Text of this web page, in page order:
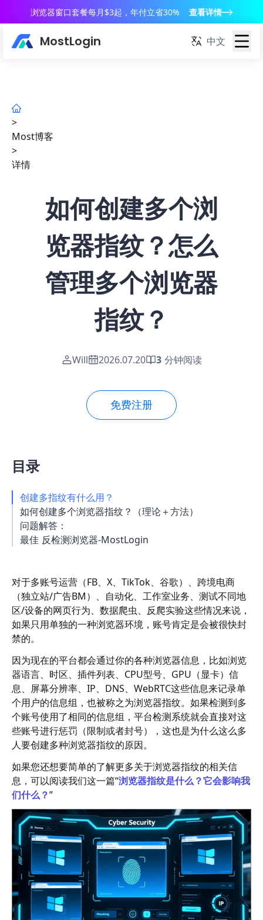
浏览器窗口套餐每月$3起，年付立省30% 查看详情
MostLogin 中文
>
Most博客
>
详情
如何创建多个浏
览器指纹？怎么
管理多个浏览器
指纹？
Will 2026.07.20 3 分钟阅读
免费注册
目录
创建多指纹有什么用？
如何创建多个浏览器指纹？（理论＋方法）
问题解答：
最佳 反检测浏览器-MostLogin
对于多账号运营（FB、X、TikTok、谷歌）、跨境电商
（独立站/广告BM）、自动化、工作室业务、测试不同地
区/设备的网页行为、数据爬虫、反爬实验这些情况来说，
如果只用单独的一种浏览器环境，账号肯定是会被很快封
禁的。
因为现在的平台都会通过你的各种浏览器信息，比如浏览
器语言、时区、插件列表、CPU型号、GPU（显卡）信
息、屏幕分辨率、IP、DNS、WebRTC这些信息来记录单
个用户的信息组，也被称之为浏览器指纹。如果检测到多
个账号使用了相同的信息组，平台检测系统就会直接对这
些账号进行惩罚（限制或者封号），这也是为什么这么多
人要创建多种浏览器指纹的原因。
如果您还想要简单的了解更多关于浏览器指纹的相关信
息，可以阅读我们这一篇“浏览器指纹是什么？它会影响我
们什么？”